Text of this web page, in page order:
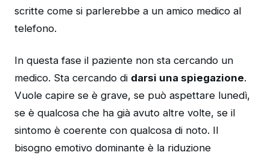
scritte come si parlerebbe a un amico medico al
telefono.
In questa fase il paziente non sta cercando un
medico. Sta cercando di darsi una spiegazione.
Vuole capire se è grave, se può aspettare lunedì,
se è qualcosa che ha già avuto altre volte, se il
sintomo è coerente con qualcosa di noto. Il
bisogno emotivo dominante è la riduzione